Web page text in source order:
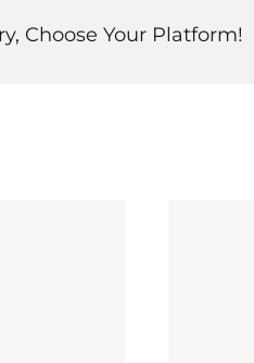
Choose Your Platform!